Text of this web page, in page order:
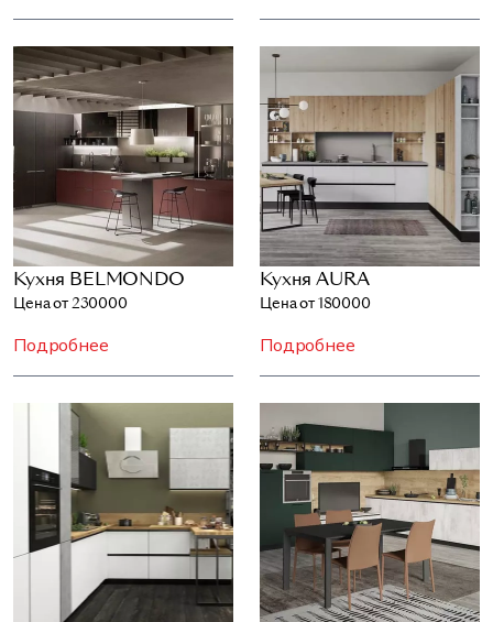
Кухня BELMONDO
Цена от 230000
Подробнее
Кухня AURA
Цена от 180000
Подробнее